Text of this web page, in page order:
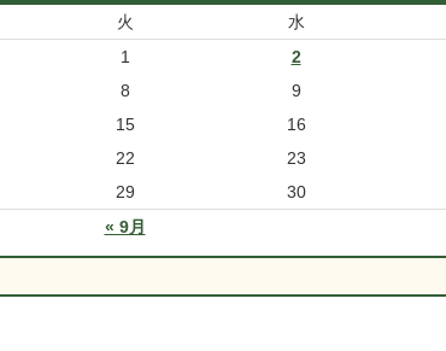
火 水
« 9月
1 2
8 9
15 16
22 23
29 30